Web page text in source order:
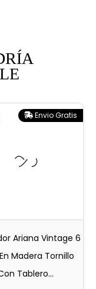
Envio Gratis
Ariana Vintage 6
Madera Tornillo
Tablero...